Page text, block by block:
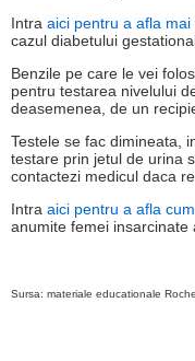
Intra aici pentru a afla
cazul diabetului
Benzile pe care le vei
pentru testarea nivelului
deasemenea, de un
Testele se fac dimineata,
testare prin jetul de urina
contactezi medicul daca
Intra aici pentru a afla
anumite femei insarcinate
Sursa: materiale educationale